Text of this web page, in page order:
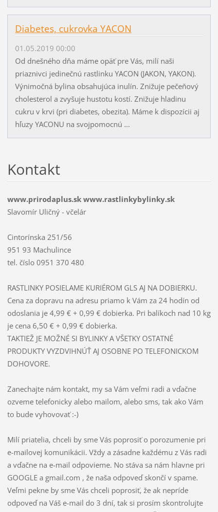
Diabetes, cukrovka YACON
01.05.2019 00:00
Od dnešného dňa máme opäť pre Vás, milí naši
priaznivci jedinečnú rastlinku YACON (JAKON, YAKON).
Výnimočná bylina obsahujúca inulín. Znižuje pečeňový
cholesterol a zvyšuje hustotu kostí. Znižuje hladinu
cukru v krvi (pri diabetes, obezita). Máme k dispozícii aj
hľuzy YACONU na svojpomocnú ...
Kontakt
www.prirodaplus.sk www.rastlinkybylinky.sk
Slavomír Uličný - včelár
Cintorínska 251/56
951 93 Machulince
tel. číslo 0951 370 480
RASTLINKY POSIELAME KURIÉROM GLS AJ NA DOBIERKU.
Cena za dopravu na adresu priamo k Vám za 24 hodín od
odoslania je 4,99 € + 0,99 € dobierka. Pri balíkoch nad 10 kg
je cena 6,50 € + 0,99 € dobierka.
TAKTIEŽ JE MOŽNÉ SI BYLINKY A VŠETKY OSTATNÉ
PRODUKTY VYZDVIHNÚŤ AJ OSOBNE PO TELEFONICKOM
DOHOVORE.
Zanechajte nám kontakt, my sa Vám veľmi radi a vďačne
ozveme telefonicky alebo mailom, alebo sms, tak ako Vám
to bude vyhovovať :-)
Milí priatelia, chceli by sme Vás poprosiť o porozumenie pri
e-mailovej komunikácii. Vždy a zásadne každému z Vás radi
a vďačne na e-mail odpovieme. No stáva sa nám hlavne pri
GOOGLE a gmail.com , že naša odpoveď skončí v spame.
Veľmi pekne by sme Vás chceli poprosiť, že ak nepríde
odpoveď na Váš e-mail do 3 dní, tak si prosím skontrolujte